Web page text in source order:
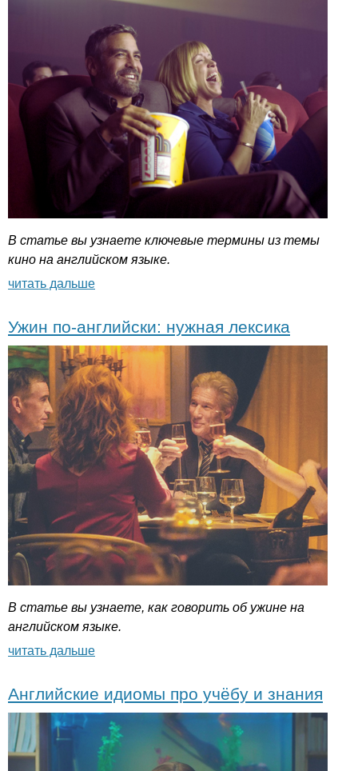
В статье вы узнаете ключевые термины из темы
кино на английском языке.
читать дальше
Ужин по-английски: нужная лексика
В статье вы узнаете, как говорить об ужине на
английском языке.
читать дальше
Английские идиомы про учёбу и знания